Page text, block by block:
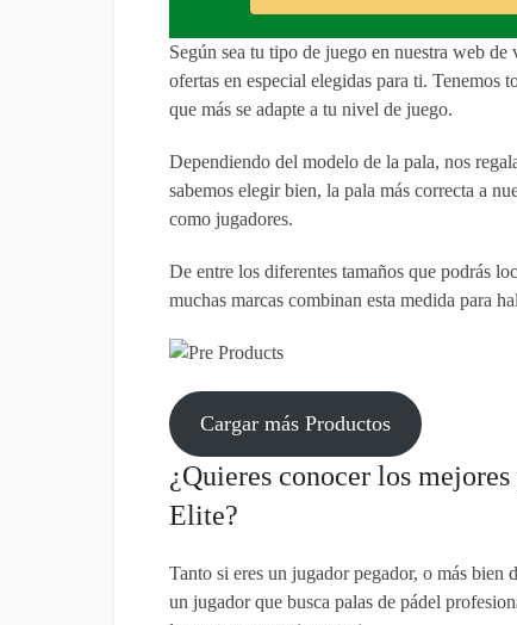
Según sea tu tipo de juego en nuestra web
ofertas en especial elegidas para ti. Tenemos
que más se adapte a tu nivel de juego.
Dependiendo del modelo de la pala, nos
sabemos elegir bien, la pala más correcta a
como jugadores.
De entre los diferentes tamaños que podrás
muchas marcas combinan esta medida para
Cargar más Productos
¿Quieres conocer los
Elite?
Tanto si eres un jugador pegador, o más bien
un jugador que busca palas de pádel